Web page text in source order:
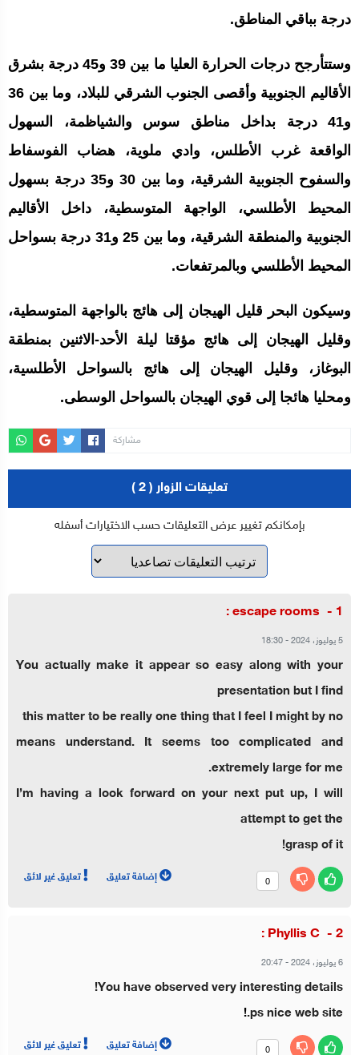
درجة بباقي المناطق.
وستتأرجح درجات الحرارة العليا ما بين 39 و45 درجة بشرق
الأقاليم الجنوبية وأقصى الجنوب الشرقي للبلاد، وما بين 36
و41 درجة بداخل مناطق سوس والشياظمة، السهول
الواقعة غرب الأطلس، وادي ملوية، هضاب الفوسفاط
والسفوح الجنوبية الشرقية، وما بين 30 و35 درجة بسهول
المحيط الأطلسي، الواجهة المتوسطية، داخل الأقاليم
الجنوبية والمنطقة الشرقية، وما بين 25 و31 درجة بسواحل
المحيط الأطلسي وبالمرتفعات.
وسيكون البحر قليل الهيجان إلى هائج بالواجهة المتوسطية،
وقليل الهيجان إلى هائج مؤقتا ليلة الأحد-الاثنين بمنطقة
البوغاز، وقليل الهيجان إلى هائج بالسواحل الأطلسية،
ومحليا هائجا إلى قوي الهيجان بالسواحل الوسطى.
مشاركة
تعليقات الزوار ( 2 )
بإمكانكم تغيير عرض التعليقات حسب الاختيارات أسفله
escape rooms :
5 يوليوز، 2024 -
18:30
You actually make it appear so easy along with your
presentation but I find
this matter to be really one thing that I feel I might by no
means understand. It seems too complicated and
extremely large for me.
I’m having a look forward on your next put up, I will
attempt to get the
grasp of it!
0 إضافة تعليق تعليق غير لائق
Phyllis C :
6 يوليوز، 2024 -
20:47
You have observed very interesting details!
ps nice web site.
!
0 إضافة تعليق تعليق غير لائق